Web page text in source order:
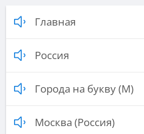
Главная
Россия
Города на букву (М)
Москва (Россия)